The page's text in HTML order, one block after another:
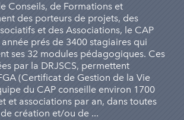
Conseils, de Formations et
des porteurs de projets, des
et des Associations, le CAP
prés de 3400 stagiaires qui
ses 32 modules pédagogiques. Ces
par la DRJSCS, permettent
(Certificat de Gestion de la Vie
du CAP conseille environ 1700
et associations par an, dans toutes
création et/ou de ...